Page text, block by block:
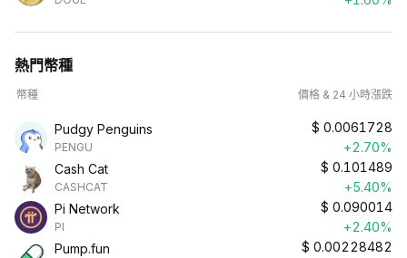
熱門幣種
幣種 價格 & 24 小時漲跌
Pudgy Penguins
PENGU
$ 0.0061728
+2.70%
Cash Cat
CASHCAT
$ 0.101489
+5.40%
Pi Network
PI
$ 0.090014
+2.40%
Pump.fun
$ 0.00228482